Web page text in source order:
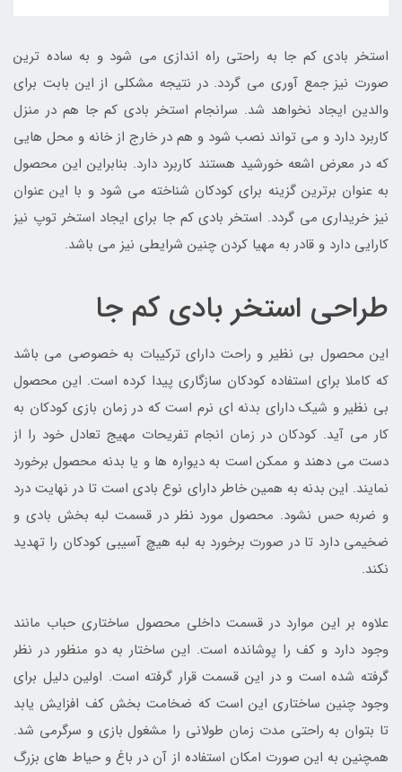
استخر بادی کم جا به راحتی راه اندازی می شود و به ساده ترین
صورت نیز جمع آوری می گردد. در نتیجه مشکلی از این بابت برای
والدین ایجاد نخواهد شد. سرانجام استخر بادی کم جا هم در منزل
کاربرد دارد و می تواند نصب شود و هم در خارج از خانه و محل هایی
که در معرض اشعه خورشید هستند کاربرد دارد. بنابراین این محصول
به عنوان برترین گزینه برای کودکان شناخته می شود و با این عنوان
نیز خریداری می گردد. استخر بادی کم جا برای ایجاد استخر توپ نیز
کارایی دارد و قادر به مهیا کردن چنین شرایطی نیز می باشد.
طراحی استخر بادی کم جا
این محصول بی نظیر و راحت دارای ترکیبات به خصوصی می باشد
که کاملا برای استفاده کودکان سازگاری پیدا کرده است. این محصول
بی نظیر و شیک دارای بدنه ای نرم است که در زمان بازی کودکان به
کار می آید. کودکان در زمان انجام تفریحات مهیج تعادل خود را از
دست می دهند و ممکن است به دیواره ها و یا بدنه محصول برخورد
نمایند. این بدنه به همین خاطر دارای نوع بادی است تا در نهایت درد
و ضربه حس نشود. محصول مورد نظر در قسمت لبه بخش بادی و
ضخیمی دارد تا در صورت برخورد به لبه هیچ آسیبی کودکان را تهدید
نکند.
علاوه بر این موارد در قسمت داخلی محصول ساختاری حباب مانند
وجود دارد و کف را پوشانده است. این ساختار به دو منظور در نظر
گرفته شده است و در این قسمت قرار گرفته است. اولین دلیل برای
وجود چنین ساختاری این است که ضخامت بخش کف افزایش یابد
تا بتوان به راحتی مدت زمان طولانی را مشغول بازی و سرگرمی شد.
همچنین به این صورت امکان استفاده از آن در باغ و حیاط های بزرگ